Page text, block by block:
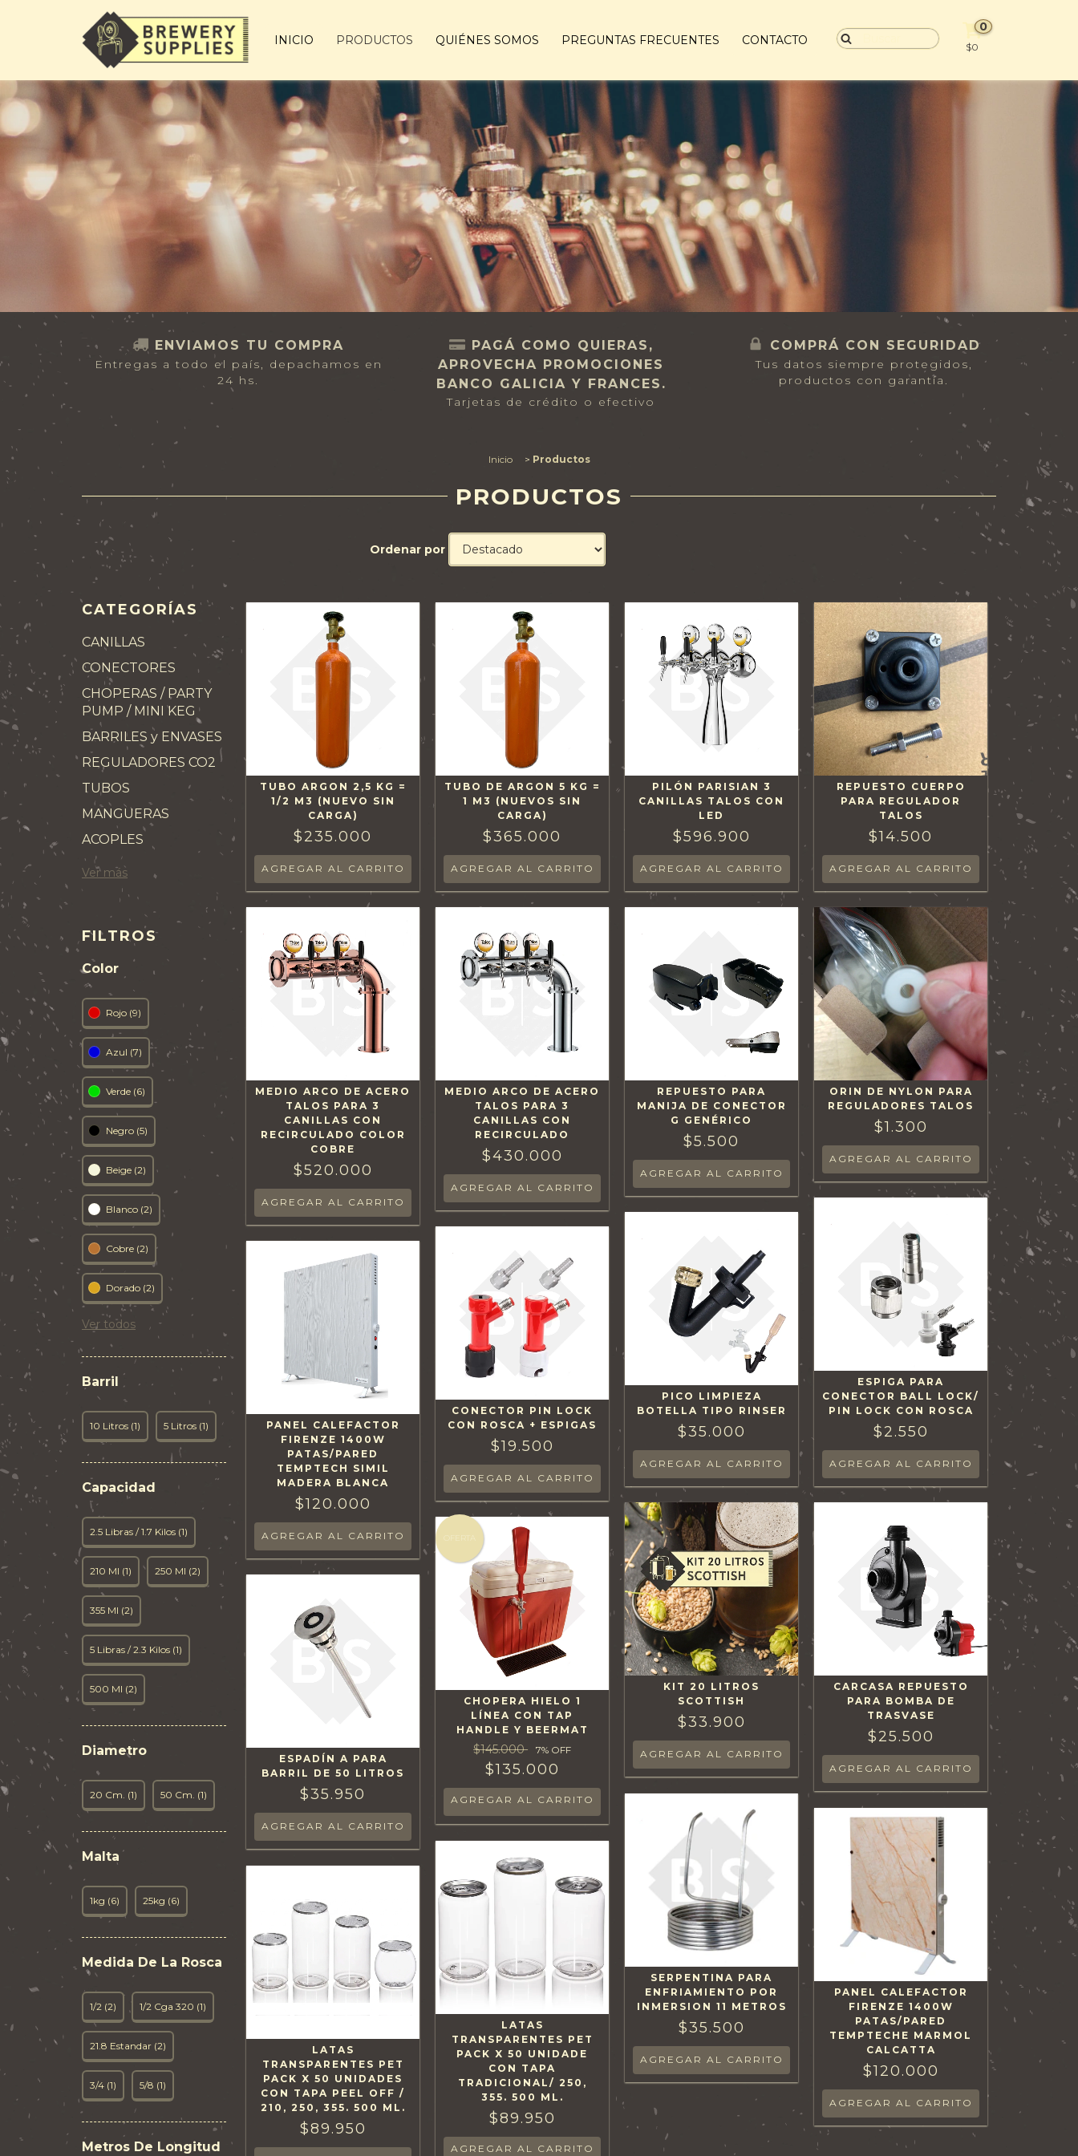
INICIO PRODUCTOS QUIÉNES SOMOS PREGUNTAS FRECUENTES CONTACTO
0
$0
ENVIAMOS TU COMPRA
Entregas a todo el país, depachamos en
24 hs.
PAGÁ COMO QUIERAS,
APROVECHA PROMOCIONES
BANCO GALICIA Y FRANCES.
Tarjetas de crédito o efectivo
COMPRÁ CON SEGURIDAD
Tus datos siempre protegidos,
productos con garantía.
Inicio > Productos
PRODUCTOS
Ordenar por
CATEGORÍAS
CANILLAS
CONECTORES
CHOPERAS / PARTY
PUMP / MINI KEG
BARRILES y ENVASES
REGULADORES CO2
TUBOS
MANGUERAS
ACOPLES
Ver más
FILTROS
Color
Rojo (9)
Azul (7)
Verde (6)
Negro (5)
Beige (2)
Blanco (2)
Cobre (2)
Dorado (2)
Ver todos
Barril
10 Litros (1) 5 Litros (1)
Capacidad
2.5 Libras / 1.7 Kilos (1)
210 Ml (1) 250 Ml (2)
355 Ml (2)
5 Libras / 2.3 Kilos (1)
500 Ml (2)
Diametro
20 Cm. (1) 50 Cm. (1)
Malta
1kg (6) 25kg (6)
Medida De La Rosca
1/2 (2) 1/2 Cga 320 (1)
21.8 Estandar (2)
3/4 (1) 5/8 (1)
Metros De Longitud
TUBO ARGON 2,5 KG =
1/2 M3 (NUEVO SIN
CARGA)
$235.000
TUBO DE ARGON 5 KG =
1 M3 (NUEVOS SIN
CARGA)
$365.000
PILÓN PARISIAN 3
CANILLAS TALOS CON
LED
$596.900
REPUESTO CUERPO
PARA REGULADOR
TALOS
$14.500
MEDIO ARCO DE ACERO
TALOS PARA 3
CANILLAS CON
RECIRCULADO COLOR
COBRE
$520.000
MEDIO ARCO DE ACERO
TALOS PARA 3
CANILLAS CON
RECIRCULADO
$430.000
REPUESTO PARA
MANIJA DE CONECTOR
G GENÉRICO
$5.500
ORIN DE NYLON PARA
REGULADORES TALOS
$1.300
PANEL CALEFACTOR
FIRENZE 1400W
PATAS/PARED
TEMPTECH SIMIL
MADERA BLANCA
$120.000
CONECTOR PIN LOCK
CON ROSCA + ESPIGAS
$19.500
PICO LIMPIEZA
BOTELLA TIPO RINSER
$35.000
ESPIGA PARA
CONECTOR BALL LOCK/
PIN LOCK CON ROSCA
$2.550
ESPADÍN A PARA
BARRIL DE 50 LITROS
$35.950
OFERTA
CHOPERA HIELO 1
LÍNEA CON TAP
HANDLE Y BEERMAT
$145.000 7% OFF
$135.000
AGREGAR AL CARRITO
KIT 20 LITROS
SCOTTISH
$33.900
CARCASA REPUESTO
PARA BOMBA DE
TRASVASE
$25.500
LATAS
TRANSPARENTES PET
PACK X 50 UNIDADES
CON TAPA PEEL OFF /
210, 250, 355. 500 ML.
$89.950
LATAS
TRANSPARENTES PET
PACK X 50 UNIDADE
CON TAPA
TRADICIONAL/ 250,
355. 500 ML.
$89.950
AGREGAR AL CARRITO
SERPENTINA PARA
ENFRIAMIENTO POR
INMERSION 11 METROS
$35.500
PANEL CALEFACTOR
FIRENZE 1400W
PATAS/PARED
TEMPTECHE MARMOL
CALCATTA
$120.000